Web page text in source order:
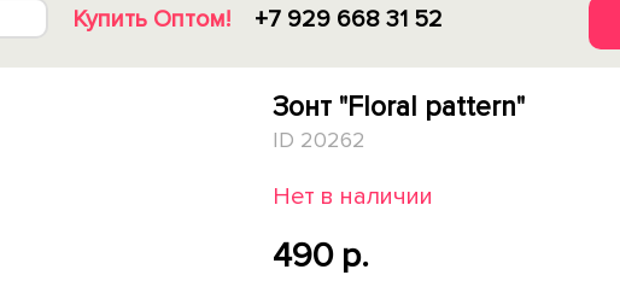
Купить Оптом! +7 929 668 31 52
Зонт "Floral pattern"
ID 20262
Нет в наличии
490 p.